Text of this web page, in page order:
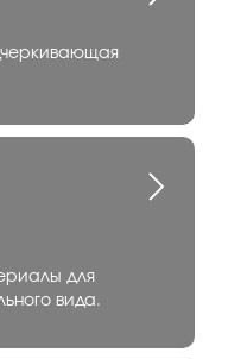
для
вида.